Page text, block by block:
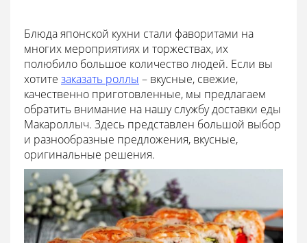
Блюда японской кухни стали фаворитами на
многих мероприятиях и торжествах, их
полюбило большое количество людей. Если вы
хотите заказать роллы – вкусные, свежие,
качественно приготовленные, мы предлагаем
обратить внимание на нашу службу доставки еды
Макароллыч. Здесь представлен большой выбор
и разнообразные предложения, вкусные,
оригинальные решения.